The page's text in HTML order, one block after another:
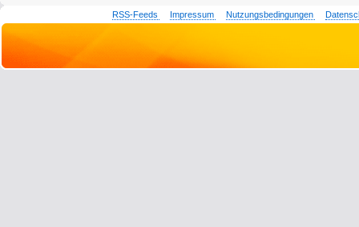
RSS-Feeds Impressum Nutzungsbedingungen